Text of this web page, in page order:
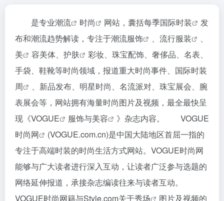
是专业潮流 时尚 网站，囊括每季国际时装
发
布和潮流趋势解读，专注于潮流服饰 、 流行服装
、
美
容美体、 护肤
彩妆、珠宝配饰、奢侈品、名表、
手袋、鞋靴等时尚领域，报道重大时尚事件、国际时装
周
、新品发布、明星时尚、名流派对、珠宝展会、腕
表展会等，网站拥有海量时尚图片及视频，最全最快呈
现《VOGUE 服饰与美容
》杂志内容。 VOGUE
时尚网
(VOGUE.com.cn)是中国大陆地区首屈一指的
专注于高端时装的时尚生活方式网站。VOGUE时尚网
能够与广大读者进行深入互动，让读者广泛参与选题的
网络延伸报道，承接杂志编读往来与读者互动。
VOGUE时尚网籍与Style.com关于秀场
图片及视频的